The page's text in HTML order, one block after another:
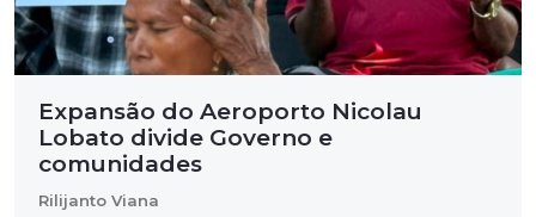
Expansão do Aeroporto Nicolau
Lobato divide Governo e
comunidades
Rilijanto Viana